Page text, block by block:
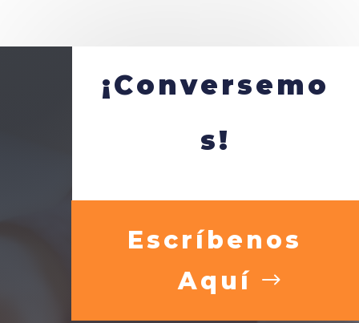
¡Conversemo
s!
Escríbenos
Aquí